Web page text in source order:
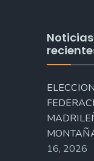
Noticias
16, 2026